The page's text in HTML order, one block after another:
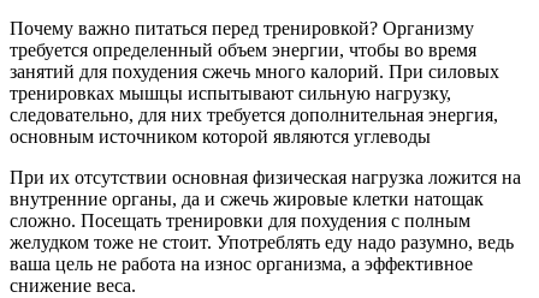
Почему важно питаться перед тренировкой? Организму
требуется определенный объем энергии, чтобы во время
занятий для похудения сжечь много калорий. При силовых
тренировках мышцы испытывают сильную нагрузку,
следовательно, для них требуется дополнительная энергия,
основным источником которой являются углеводы
При их отсутствии основная физическая нагрузка ложится на
внутренние органы, да и сжечь жировые клетки натощак
сложно. Посещать тренировки для похудения с полным
желудком тоже не стоит. Употреблять еду надо разумно, ведь
ваша цель не работа на износ организма, а эффективное
снижение веса.